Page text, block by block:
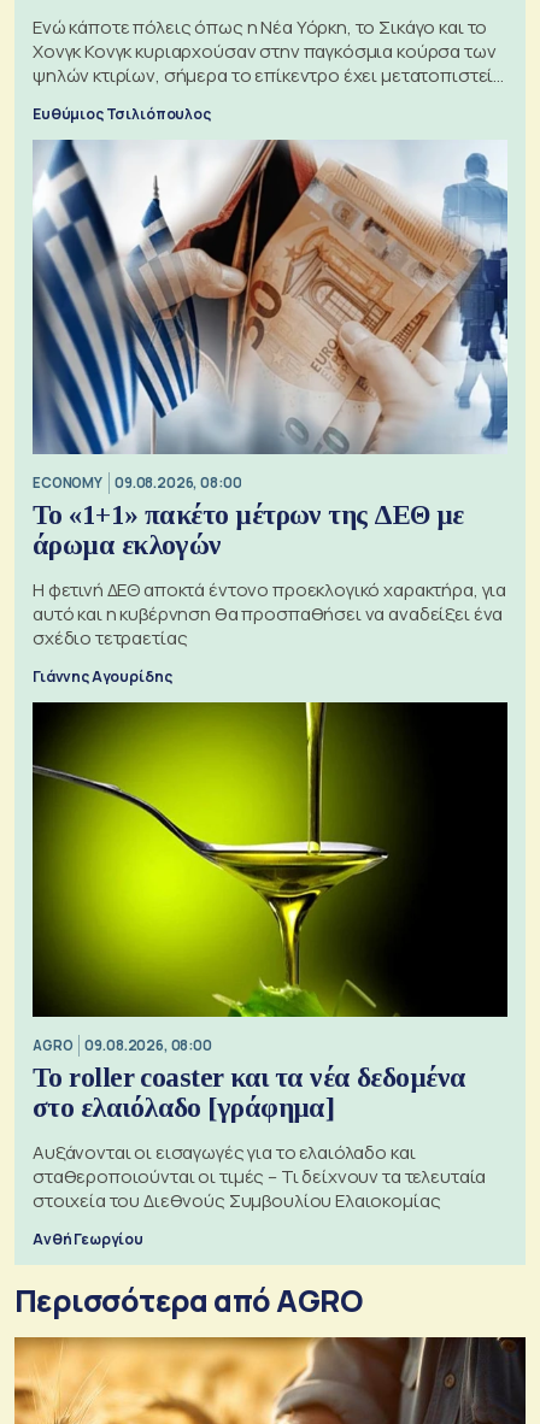
Ενώ κάποτε πόλεις όπως η Νέα Υόρκη, το Σικάγο και το
Χονγκ Κονγκ κυριαρχούσαν στην παγκόσμια κούρσα των
ψηλών κτιρίων, σήμερα το επίκεντρο έχει μετατοπιστεί
Ευθύμιος Τσιλιόπουλος
ECONOMY 09.08.2026, 08:00
Το «1+1» πακέτο μέτρων της ΔΕΘ με
άρωμα εκλογών
Η φετινή ΔΕΘ αποκτά έντονο προεκλογικό χαρακτήρα, για
αυτό και η κυβέρνηση θα προσπαθήσει να αναδείξει ένα
σχέδιο τετραετίας
Γιάννης Αγουρίδης
AGRO 09.08.2026, 08:00
Το roller coaster και τα νέα δεδομένα
στο ελαιόλαδο [γράφημα]
Αυξάνονται οι εισαγωγές για το ελαιόλαδο και
σταθεροποιούνται οι τιμές – Τι δείχνουν τα τελευταία
στοιχεία του Διεθνούς Συμβουλίου Ελαιοκομίας
Ανθή Γεωργίου
Περισσότερα από AGRO